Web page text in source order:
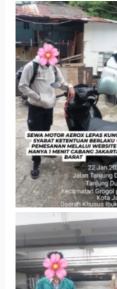
Cabang Jakarta
Barat